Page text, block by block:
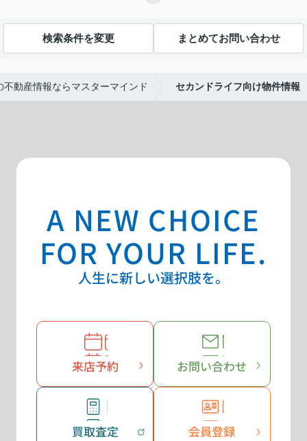
検索条件を変更 まとめてお問い合わせ
不動産情報ならマスターマインド セカンドライフ向け物件情報
A NEW CHOICE
FOR YOUR LIFE.
人生に新しい選択肢を。
来店予約 お問い合わせ
買取査定 会員登録